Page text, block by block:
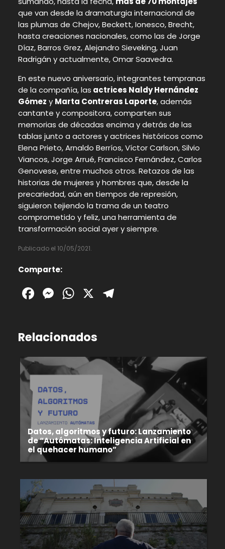
que van desde la dramaturgia internacional de
las plumas de Chejov, Beckett, Ionesco, Brecht,
hasta creaciones nacionales, como las de Jorge
Díaz, Barros Grez, Alejandro Sieveking, Juan
Radrigán y actualmente, Omar Saavedra.
En este nuevo aniversario, integrantes tempranas
de la compañía, las actrices Naldy Hernández
Gómez y Marta Contreras Laporte, además
cantante y compositora, comparten sus
memorias de décadas encima y detrás de las
tablas junto a actores y actrices históricos como
Elena Prieto, Arnaldo Berríos, Víctor Carlson, Silvio
Viancos, Jorge Arrué, Francisco Fernández, Carlos
Genovese, entre muchos otros. Retazos de las
historias de mujeres y hombres que, desde la
precariedad, aún en tiempos de represión,
siguieron tejiendo la trama de un teatro
comprometido y feliz, una herramienta de
transformación social ayer y siempre.
Publicado el 10/05/2021.
Comparte:
Facebook
Messenger
WhatsApp
X
Relacionados
Datos, algoritmos y futuro: Lanzamiento
de “Autómatas: Inteligencia Artificial en
el quehacer humano”